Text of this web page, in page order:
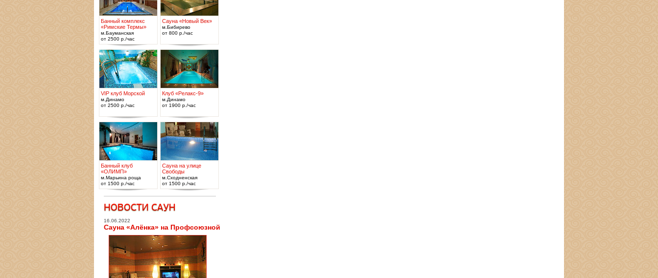
Банный комплекс
«Римские Термы»
м.Бауманская
от 2500 р./час
Сауна «Новый Век»
м.Бибирево
от 800 р./час
VIP клуб Морской
м.Динамо
от 2500 р./час
Клуб «Релакс-9»
м.Динамо
от 1900 р./час
Банный клуб
«ОЛИМП»
м.Марьина роща
от 1500 р./час
Сауна на улице
Свободы
м.Сходненская
от 1500 р./час
16.06.2022
Сауна «Алёнка» на Профсоюзной